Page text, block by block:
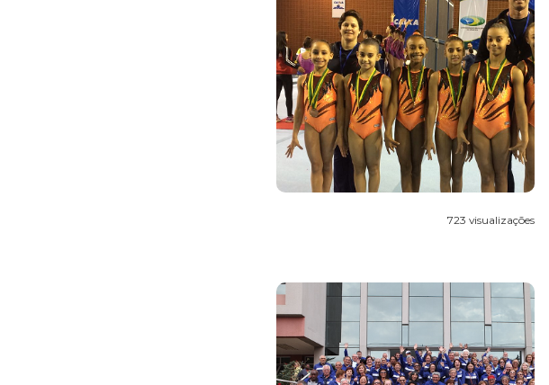
723 visualizações